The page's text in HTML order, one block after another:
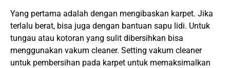
Yang pertama adalah dengan mengibaskan karpet. Jika
terlalu berat, bisa juga dengan bantuan sapu lidi. Untuk
tungau atau kotoran yang sulit dibersihkan bisa
menggunakan vakum cleaner. Setting vakum cleaner
untuk pembersihan pada karpet untuk memaksimalkan